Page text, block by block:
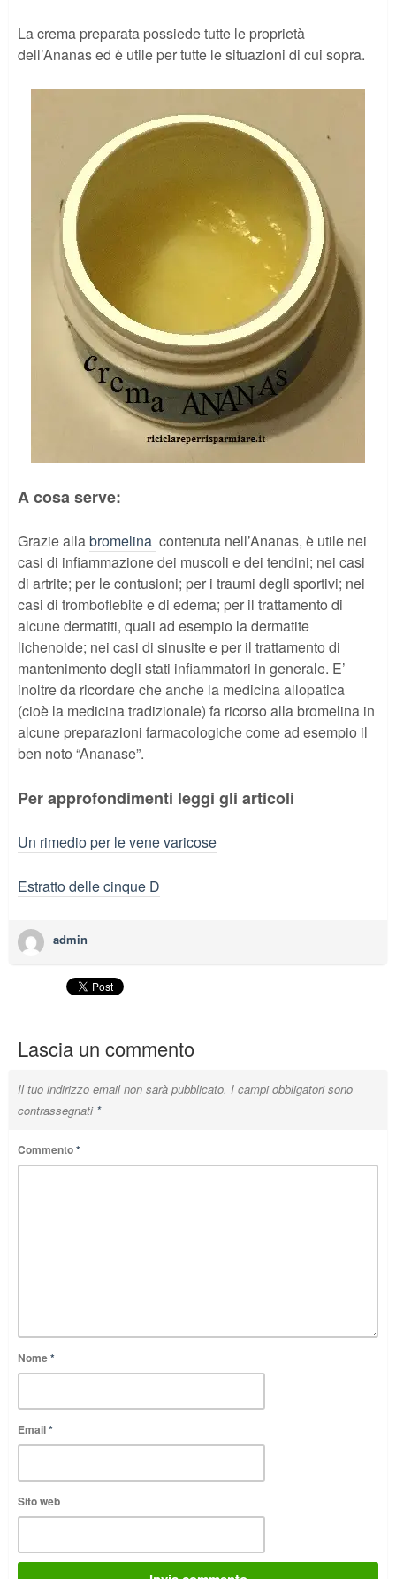
La crema preparata possiede tutte le proprietà
dell’Ananas ed è utile per tutte le situazioni di cui sopra.
A cosa serve:
Grazie allabromelina contenuta nell’Ananas, è utile nei
casi di infiammazione dei muscoli e dei tendini; nei casi
di artrite; per le contusioni; per i traumi degli sportivi; nei
casi di tromboflebite e di edema; per il trattamento di
alcune dermatiti, quali ad esempio la dermatite
lichenoide; nei casi di sinusite e per il trattamento di
mantenimento degli stati infiammatori in generale. E’
inoltre da ricordare che anche la medicina allopatica
(cioè la medicina tradizionale) fa ricorso alla bromelina in
alcune preparazioni farmacologiche come ad esempio il
ben noto “Ananase”.
Per approfondimenti leggi gli articoli
Un rimedio per le vene varicose
Estratto delle cinque D
admin
Lascia un commento
Il tuo indirizzo email non sarà pubblicato. I campi obbligatori sono
contrassegnati *
Commento*
Nome*
Email*
Sito web